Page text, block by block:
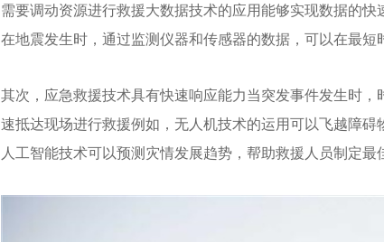
需要调动资源进行救援大数据技术的应用能够实现数据的
在地震发生时，通过监测仪器和传感器的数据，可以在最短
其次，应急救援技术具有快速响应能力当突发事件发生时
速抵达现场进行救援例如，无人机技术的运用可以飞越障
人工智能技术可以预测灾情发展趋势，帮助救援人员制定最